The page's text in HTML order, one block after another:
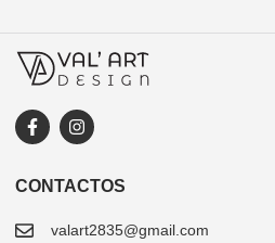
CONTACTOS
valart2835@gmail.com